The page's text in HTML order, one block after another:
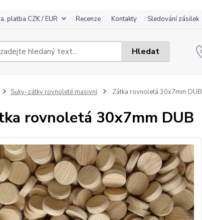
platba CZK / EUR Recenze Kontakty Sledování zásilek
Hledat
Suky-zátky rovnoleté masivní Zátka rovnoletá 30x7mm DUB
rovnoletá 30x7mm DUB